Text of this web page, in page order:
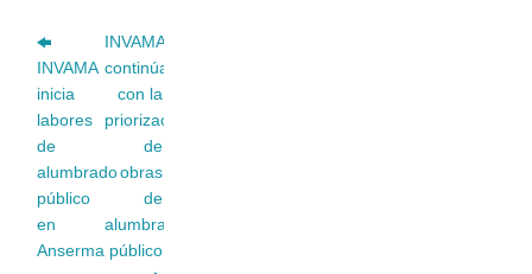
INVAMA
inicia
labores
de
alumbrado
público
en
Anserma
INVAMA
continúa
con la
priorización
de
obras
de
alumbrado
público